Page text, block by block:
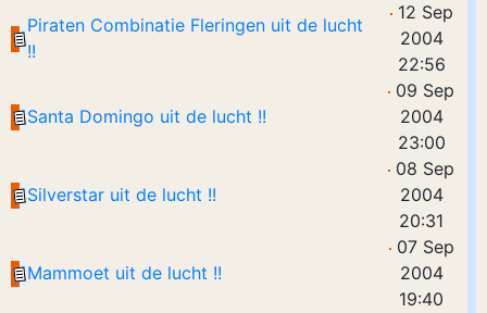
Piraten Combinatie Fleringen uit de lucht
!!
12 Sep
2004
22:56
Santa Domingo uit de lucht !!
09 Sep
2004
23:00
Silverstar uit de lucht !!
08 Sep
2004
20:31
Mammoet uit de lucht !!
07 Sep
2004
19:40